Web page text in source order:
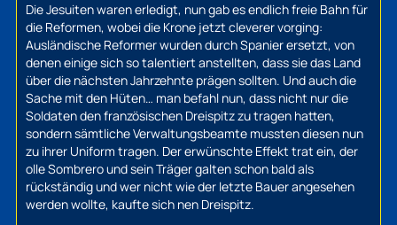
Die Jesuiten waren erledigt, nun gab es endlich freie Bahn für
die Reformen, wobei die Krone jetzt cleverer vorging:
Ausländische Reformer wurden durch Spanier ersetzt, von
denen einige sich so talentiert anstellten, dass sie das Land
über die nächsten Jahrzehnte prägen sollten. Und auch die
Sache mit den Hüten… man befahl nun, dass nicht nur die
Soldaten den französischen Dreispitz zu tragen hatten,
sondern sämtliche Verwaltungsbeamte mussten diesen nun
zu ihrer Uniform tragen. Der erwünschte Effekt trat ein, der
olle Sombrero und sein Träger galten schon bald als
rückständig und wer nicht wie der letzte Bauer angesehen
werden wollte, kaufte sich nen Dreispitz.